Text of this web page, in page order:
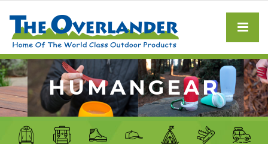
HUMANGEAR